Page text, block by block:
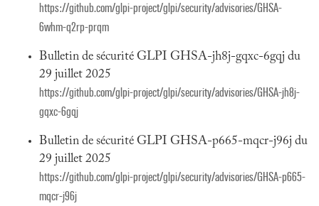
https://github.com/glpi-project/glpi/security/advisories/GHSA-
6whm-q2rp-prqm
Bulletin de sécurité GLPI GHSA-jh8j-gqxc-6gqj du
29 juillet 2025
https://github.com/glpi-project/glpi/security/advisories/GHSA-jh8j-
gqxc-6gqj
Bulletin de sécurité GLPI GHSA-p665-mqcr-j96j du
29 juillet 2025
https://github.com/glpi-project/glpi/security/advisories/GHSA-p665-
mqcr-j96j